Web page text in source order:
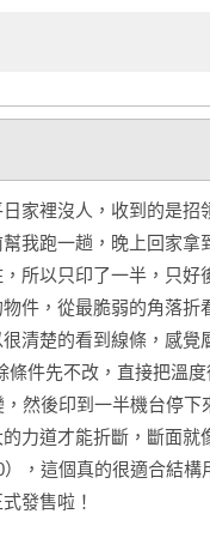
家裡沒人，收到的是
我跑一趟，晚上回家拿
所以只印了一半，只好
件，從最脆弱的角落折
清楚的看到線條，感覺
件先不改，直接把溫度
然後印到一半機台停
力道才能折斷，斷面就
，這個真的很適合結構
發售啦！